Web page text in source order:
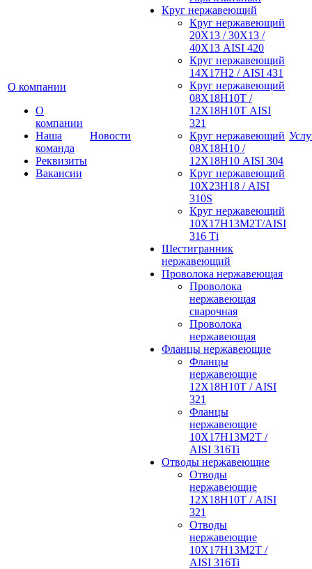
О компании
О
компании
Наша
команда
Реквизиты
Вакансии
Новости
Круг нержавеющий
Круг нержавеющий
20Х13 / 30Х13 /
40Х13 AISI 420
Круг нержавеющий
14Х17Н2 / AISI 431
Круг нержавеющий
08Х18Н10Т /
12Х18Н10Т AISI
321
Круг нержавеющий
08Х18Н10 /
12Х18Н10 AISI 304
Круг нержавеющий
10Х23Н18 / AISI
310S
Круг нержавеющий
10Х17Н13М2Т/AISI
316 Тi
Шестигранник
нержавеющий
Проволока нержавеющая
Проволока
нержавеющая
сварочная
Проволока
нержавеющая
Фланцы нержавеющие
Фланцы
нержавеющие
12Х18Н10Т / AISI
321
Фланцы
нержавеющие
10Х17Н13М2Т /
AISI 316Ti
Отводы нержавеющие
Отводы
нержавеющие
12Х18Н10Т / AISI
321
Отводы
нержавеющие
10Х17Н13М2Т /
AISI 316Ti